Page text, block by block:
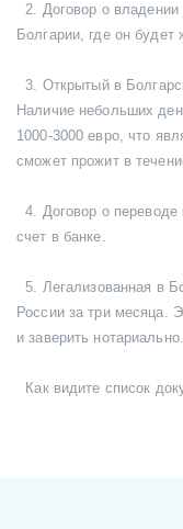
2. Договор о
Болгарии, где он
3. Открытый в
Наличие небольших
1000-3000 евро, что
сможет прожит в
4. Договор о
счет в банке.
5. Легализованная в
России за три месяца.
и заверить нотариально.
Как видите список